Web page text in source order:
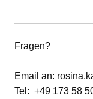
Fragen?
Email an:
Tel: +49 173 58